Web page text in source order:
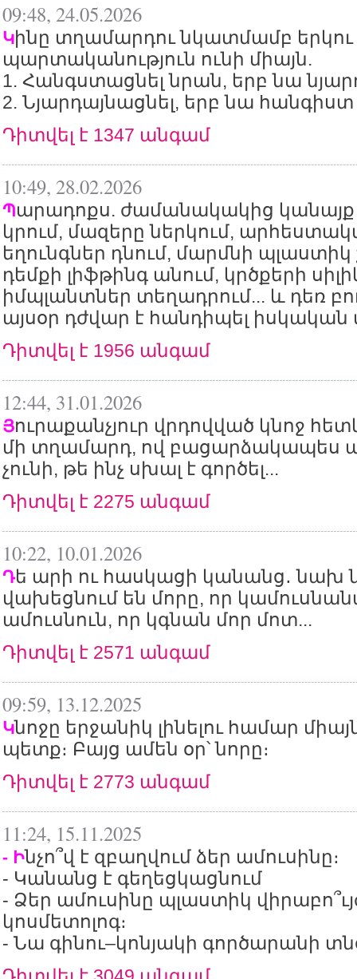
09:48, 24.05.2026
Կինը տղամարդու նկատմամբ երկու
պարտականություն ունի միայն.
1. Հանգստացնել նրան, երբ նա
2. Նյարդայնացնել, երբ նա հանգիստ
Դիտվել է 1347 անգամ
10:49, 28.02.2026
Պարադոքս. ժամանակակից կանայք
կրում, մազերը ներկում,
եղունգներ դնում, մարմնի պլաստիկ
դեմքի լիֆթինգ անում, կրծքերի
իմպլանտներ տեղադրում... և դեռ
այսօր դժվար է հանդիպել իսկական
Դիտվել է 1956 անգամ
12:44, 31.01.2026
Յուրաքանչյուր վրդովված կնոջ
մի տղամարդ, ով բացարձակապես
չունի, թե ինչ սխալ է գործել...
Դիտվել է 2275 անգամ
10:22, 10.01.2026
Դե արի ու հասկացի կանանց․ նախ
վախեցնում են մորը, որ
ամուսնուն, որ կգնան մոր մոտ...
Դիտվել է 2571 անգամ
09:59, 13.12.2025
Կնոջը երջանիկ լինելու համար
պետք։ Բայց ամեն օր՝ նորը։
Դիտվել է 2773 անգամ
11:24, 15.11.2025
- Ինչո՞վ է զբաղվում ձեր ամուսինը։
- Կանանց է գեղեցկացնում
- Ձեր ամուսինը պլաստիկ
կոսմետոլոգ։
- Նա գինու–կոնյակի գործարանի